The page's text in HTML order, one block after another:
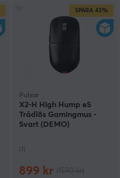
SPARA 43%
Pulsar
X2-H High Hump eS
Trådlös Gamingmus -
Svart (DEMO)
(1)
899 kr